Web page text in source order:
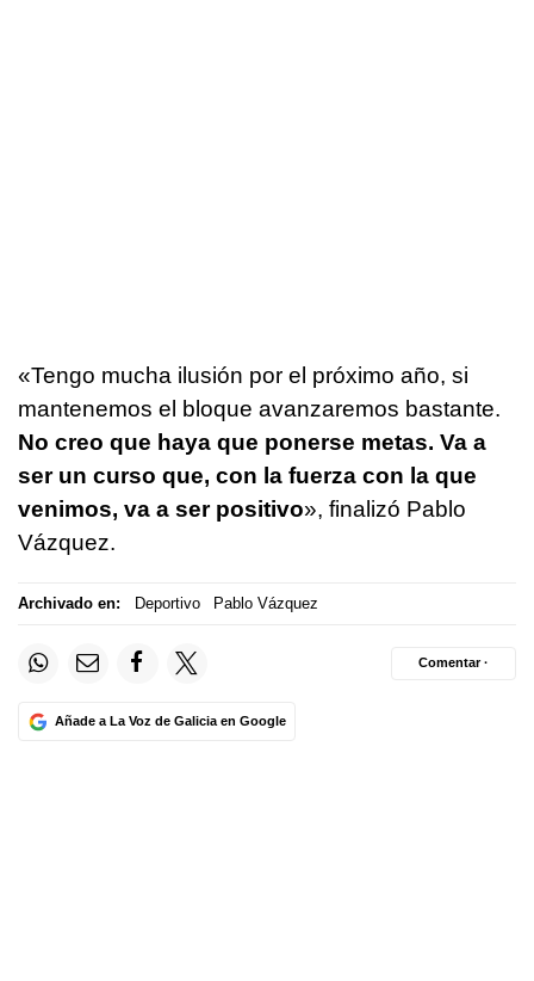
«Tengo mucha ilusión por el próximo año, si
mantenemos el bloque avanzaremos bastante.
No creo que haya que ponerse metas. Va a
ser un curso que, con la fuerza con la que
venimos, va a ser positivo», finalizó Pablo
Vázquez.
Archivado en: Deportivo Pablo Vázquez
Añade a La Voz de Galicia en Google
Comentar ·